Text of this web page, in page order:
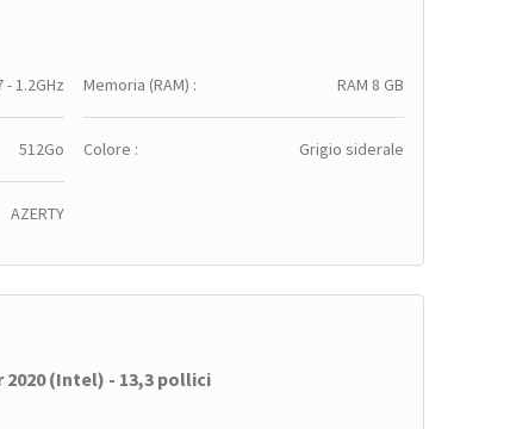
- 1.2GHz Memoria (RAM) : RAM 8 GB
512Go Colore : Grigio siderale
AZERTY
2020 (Intel) - 13,3 pollici